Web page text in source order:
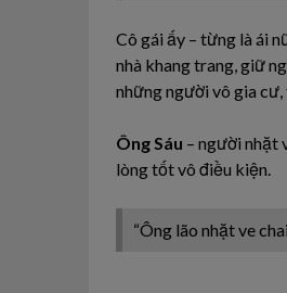
Cô gái ấy – từng là ái
nhà khang trang, giữ
những người vô gia
Ông Sáu – người nhặt
lòng tốt vô điều kiện.
“Ông lão nhặt ve